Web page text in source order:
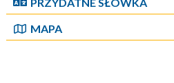
MAPA